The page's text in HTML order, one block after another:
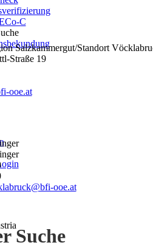
C
Suche
Salzkammergut/Standort
Straße 19
ooe.at
ooe.at